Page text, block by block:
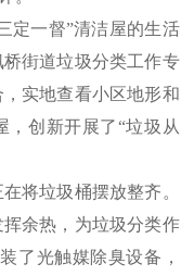
一督”清洁屋的生活
街道垃圾分类工作专
实地查看小区地形和
，创新开展了“垃圾从
垃圾桶摆放整齐。
余热，为垃圾分类作
了光触媒除臭设备，